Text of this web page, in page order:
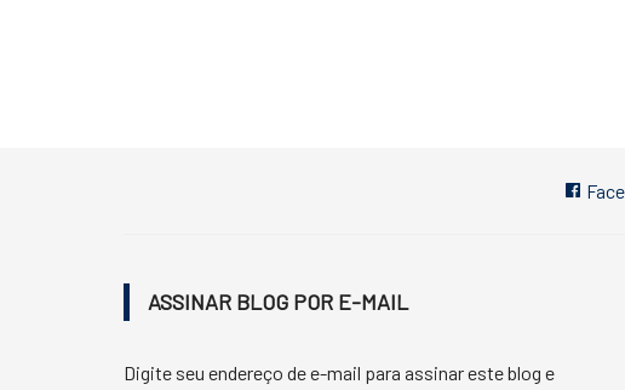
ASSINAR BLOG POR E-MAIL
Digite seu endereço de e-mail para assinar este blog e